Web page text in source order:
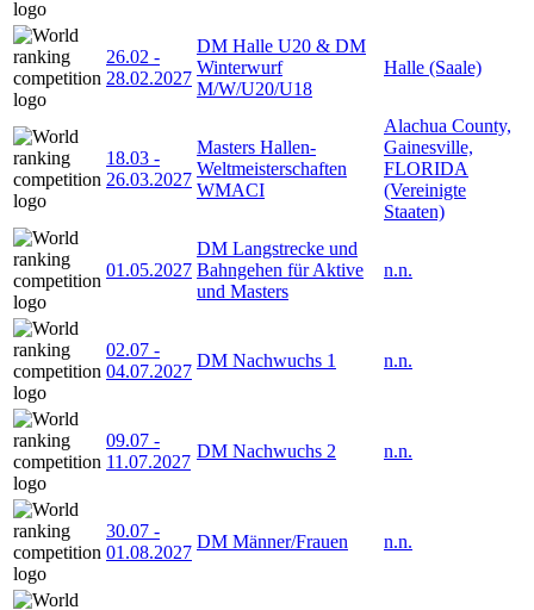
26.02 -
28.02.2027
DM Halle U20 & DM
Winterwurf
M/W/U20/U18
Halle (Saale)
18.03 -
26.03.2027
Masters Hallen-
Weltmeisterschaften
WMACI
Alachua County,
Gainesville,
FLORIDA
(Vereinigte
Staaten)
01.05.2027
DM Langstrecke und
Bahngehen für Aktive
und Masters
n.n.
02.07 -
04.07.2027
DM Nachwuchs 1 n.n.
09.07 -
11.07.2027
DM Nachwuchs 2 n.n.
30.07 -
01.08.2027
DM Männer/Frauen n.n.